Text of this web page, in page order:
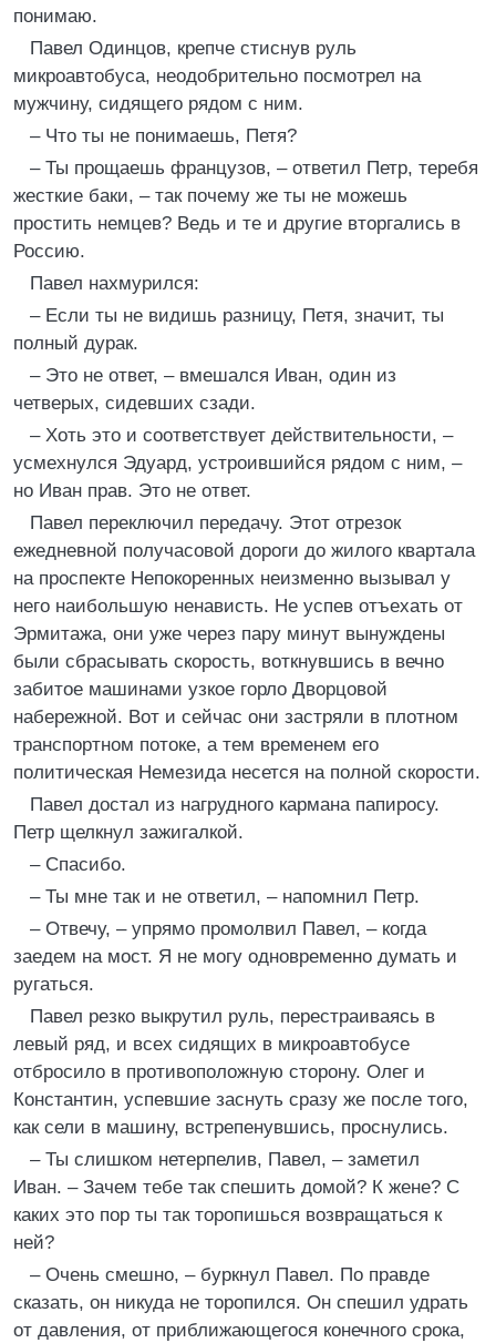
понимаю.
Павел Одинцов, крепче стиснув руль
микроавтобуса, неодобрительно посмотрел на
мужчину, сидящего рядом с ним.
– Что ты не понимаешь, Петя?
– Ты прощаешь французов, – ответил Петр, теребя
жесткие баки, – так почему же ты не можешь
простить немцев? Ведь и те и другие вторгались в
Россию.
Павел нахмурился:
– Если ты не видишь разницу, Петя, значит, ты
полный дурак.
– Это не ответ, – вмешался Иван, один из
четверых, сидевших сзади.
– Хоть это и соответствует действительности, –
усмехнулся Эдуард, устроившийся рядом с ним, –
но Иван прав. Это не ответ.
Павел переключил передачу. Этот отрезок
ежедневной получасовой дороги до жилого квартала
на проспекте Непокоренных неизменно вызывал у
него наибольшую ненависть. Не успев отъехать от
Эрмитажа, они уже через пару минут вынуждены
были сбрасывать скорость, воткнувшись в вечно
забитое машинами узкое горло Дворцовой
набережной. Вот и сейчас они застряли в плотном
транспортном потоке, а тем временем его
политическая Немезида несется на полной скорости.
Павел достал из нагрудного кармана папиросу.
Петр щелкнул зажигалкой.
– Спасибо.
– Ты мне так и не ответил, – напомнил Петр.
– Отвечу, – упрямо промолвил Павел, – когда
заедем на мост. Я не могу одновременно думать и
ругаться.
Павел резко выкрутил руль, перестраиваясь в
левый ряд, и всех сидящих в микроавтобусе
отбросило в противоположную сторону. Олег и
Константин, успевшие заснуть сразу же после того,
как сели в машину, встрепенувшись, проснулись.
– Ты слишком нетерпелив, Павел, – заметил
Иван. – Зачем тебе так спешить домой? К жене? С
каких это пор ты так торопишься возвращаться к
ней?
– Очень смешно, – буркнул Павел. По правде
сказать, он никуда не торопился. Он спешил удрать
от давления, от приближающегося конечного срока,